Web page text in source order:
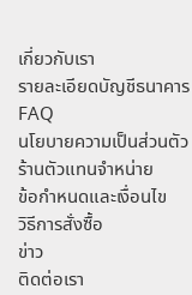
เกี่ยวกับเรา
รายละเอียดบัญชีธนาคาร
FAQ
นโยบายความเป็นส่วนตัว
ร้านตัวแทนจำหน่าย
ข้อกำหนดและเงื่อนไข
วิธีการสั่งซื้อ
ข่าว
ติดต่อเรา